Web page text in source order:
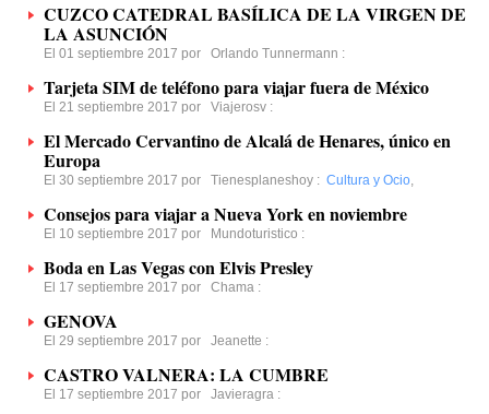
CUZCO CATEDRAL BASÍLICA DE LA VIRGEN DE
LA ASUNCIÓN
El 01 septiembre 2017 por Orlando Tunnermann :
Tarjeta SIM de teléfono para viajar fuera de México
El 21 septiembre 2017 por Viajerosv :
El Mercado Cervantino de Alcalá de Henares, único en
Europa
El 30 septiembre 2017 por Tienesplaneshoy : Cultura y Ocio,
Consejos para viajar a Nueva York en noviembre
El 10 septiembre 2017 por Mundoturistico :
Boda en Las Vegas con Elvis Presley
El 17 septiembre 2017 por Chama :
GENOVA
El 29 septiembre 2017 por Jeanette :
CASTRO VALNERA: LA CUMBRE
El 17 septiembre 2017 por Javieragra :